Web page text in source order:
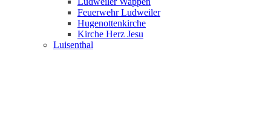
Feuerwehr Ludweiler
Hugenottenkirche
Kirche Herz Jesu
Luisenthal